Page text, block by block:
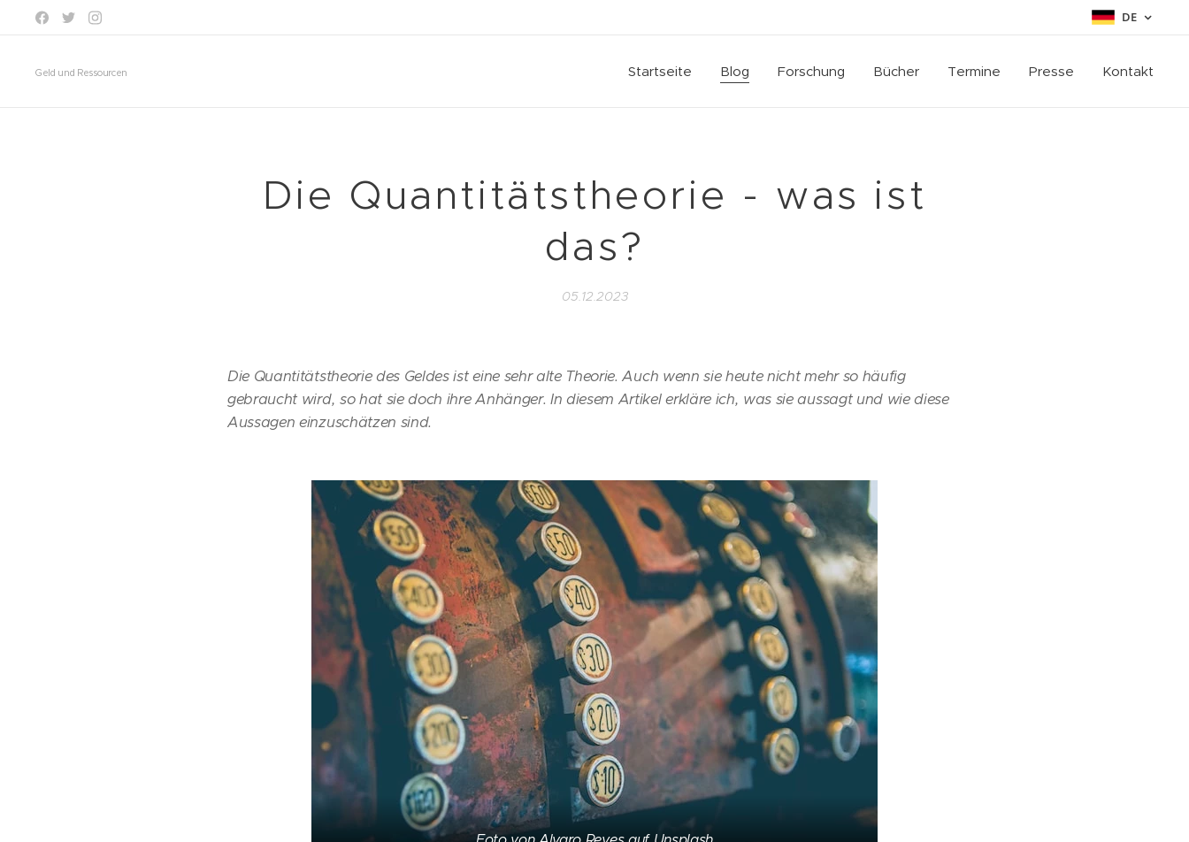
DE
Geld und Ressourcen Startseite Blog Forschung Bücher Termine Presse Kontakt
Die Quantitätstheorie - was ist
das?
05.12.2023
Die Quantitätstheorie des Geldes ist eine sehr alte Theorie. Auch wenn sie heute nicht mehr so häufig
gebraucht wird, so hat sie doch ihre Anhänger. In diesem Artikel erkläre ich, was sie aussagt und wie diese
Aussagen einzuschätzen sind.